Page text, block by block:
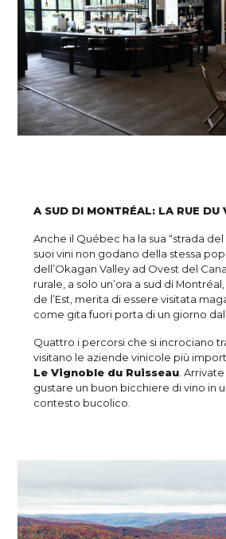
A SUD DI MONTRÉAL: LA RUE DU
Anche il Québec ha la sua “strada
suoi vini non godano della stessa
dell’Okagan Valley ad Ovest del
rurale, a solo un’ora a sud di
de l’Est, merita di essere visitata
come gita fuori porta di un giorno
Quattro i percorsi che si incrociano
visitano le aziende vinicole più
Le Vignoble du Ruisseau .
gustare un buon bicchiere di vino in
contesto bucolico.